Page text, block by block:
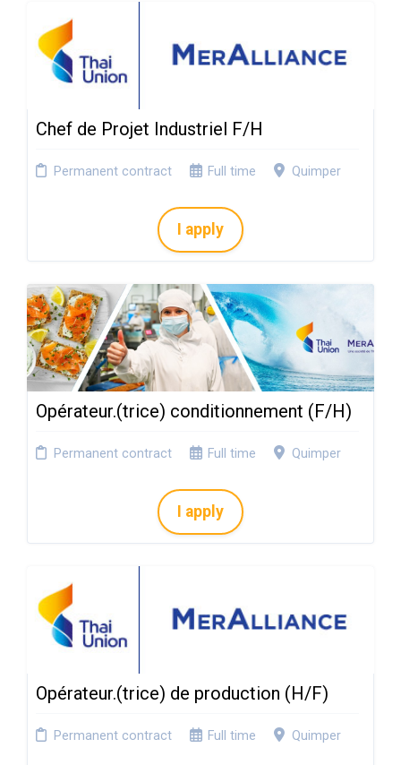
Chef de Projet Industriel F/H
Permanent contract Full time Quimper
I apply
Opérateur.(trice) conditionnement (F/H)
Permanent contract Full time Quimper
I apply
Opérateur.(trice) de production (H/F)
Permanent contract Full time Quimper